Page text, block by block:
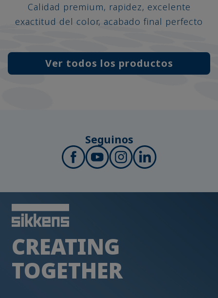
Calidad premium, rapidez, excelente
exactitud del color, acabado final perfecto
Ver todos los productos
Seguinos
CREATING
TOGETHER